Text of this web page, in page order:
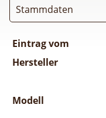
Stammdaten
Eintrag vom
Hersteller
Modell